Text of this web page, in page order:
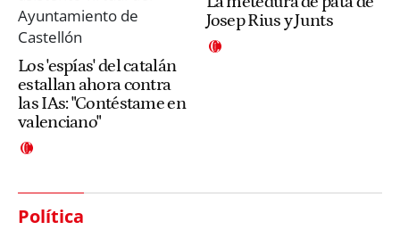
Los 'espías' del catalán
estallan ahora contra
las IAs: "Contéstame en
valenciano"
Josep Rius y Junts
Política